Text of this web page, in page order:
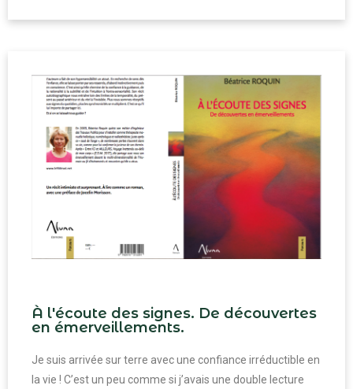
À l'écoute des signes. De découvertes
en émerveillements.
Je suis arrivée sur terre avec une confiance irréductible en
la vie ! C’est un peu comme si j’avais une double lecture